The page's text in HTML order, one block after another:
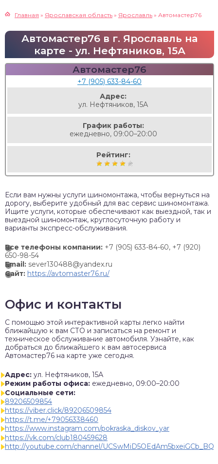
Главная » Ярославская область » Ярославль » Автомастер76
Автомастер76 в г. Ярославль на
карте - ул. Нефтяников, 15А
Автомастер76
+7 (905) 633-84-60
Адрес:
ул. Нефтяников, 15А
График работы:
ежедневно, 09:00–20:00
Рейтинг:
Если вам нужны услуги шиномонтажа, чтобы вернуться на
дорогу, выберите удобный для вас сервис шиномонтажа.
Ищите услуги, которые обеспечивают как выездной, так и
выездной шиномонтаж, круглосуточную работу и
варианты экспресс-обслуживания.
Все телефоны компании: +7 (905) 633-84-60, +7 (920)
650-98-54
Email: sever130488@yandex.ru
Сайт: https://avtomaster76.ru/
Офис и контакты
C помощью этой интерактивной карты легко найти
ближайшую к вам СТО и записаться на ремонт и
техническое обслуживание автомобиля. Узнайте, как
добраться до ближайшего к вам автосервиса
Автомастер76 на карте уже сегодня.
Адрес: ул. Нефтяников, 15А
Режим работы офиса: ежедневно, 09:00–20:00
Социальные сети:
89206509854
https://viber.click/89206509854
https://t.me/+79056338460
https://www.instagram.com/pokraska_diskov_yar
https://vk.com/club180459628
http://youtube.com/channel/UCSwMiD5OEdAm5bxeiGCb_BQ